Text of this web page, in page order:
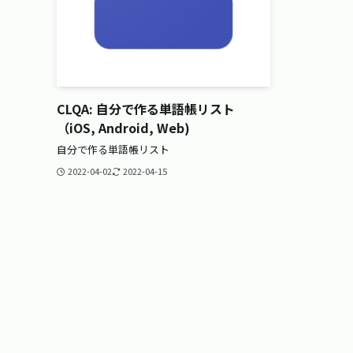
CLQA: 自分で作る単語帳リスト
（iOS, Android, Web)
自分で作る単語帳リスト
2022-04-02 2022-04-15